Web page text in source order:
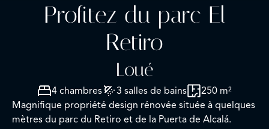
Profitez du parc El
Retiro
Loué
4 chambres 3 salles de bains
250 m²
Magnifique propriété design rénovée située à quelques
mètres du parc du Retiro et de la Puerta de Alcalá.